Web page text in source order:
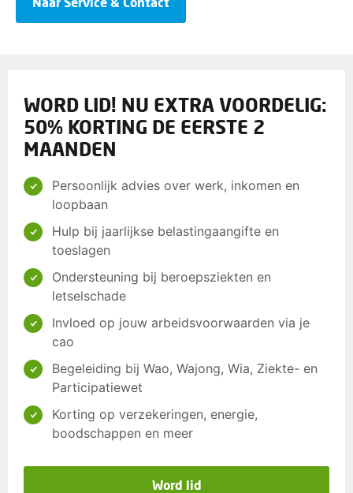
WORD LID! NU EXTRA VOORDELIG:
50% KORTING DE EERSTE 2
MAANDEN
Persoonlijk advies over werk, inkomen en
loopbaan
Hulp bij jaarlijkse belastingaangifte en
toeslagen
Ondersteuning bij beroepsziekten en
letselschade
Invloed op jouw arbeidsvoorwaarden via je
cao
Begeleiding bij Wao, Wajong, Wia, Ziekte- en
Participatiewet
Korting op verzekeringen, energie,
boodschappen en meer
Word lid